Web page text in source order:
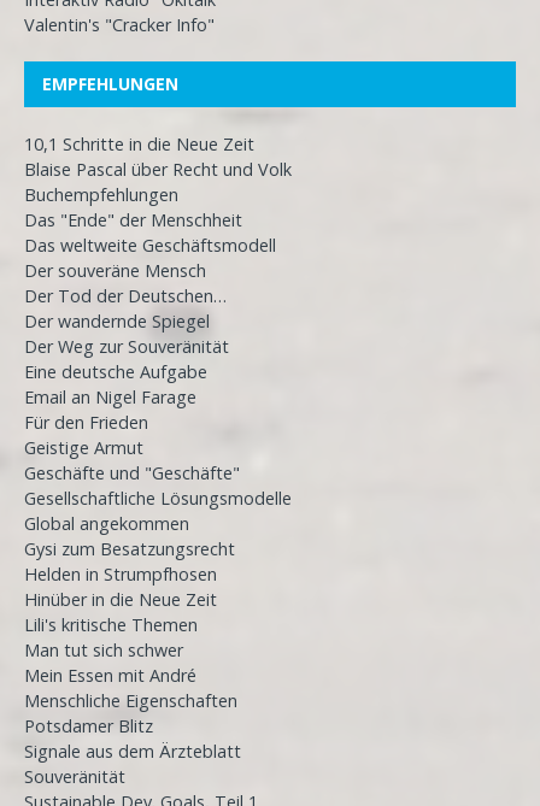
Valentin's "Cracker Info"
EMPFEHLUNGEN
10,1 Schritte in die Neue Zeit
Blaise Pascal über Recht und Volk
Buchempfehlungen
Das "Ende" der Menschheit
Das weltweite Geschäftsmodell
Der souveräne Mensch
Der Tod der Deutschen…
Der wandernde Spiegel
Der Weg zur Souveränität
Eine deutsche Aufgabe
Email an Nigel Farage
Für den Frieden
Geistige Armut
Geschäfte und "Geschäfte"
Gesellschaftliche Lösungsmodelle
Global angekommen
Gysi zum Besatzungsrecht
Helden in Strumpfhosen
Hinüber in die Neue Zeit
Lili's kritische Themen
Man tut sich schwer
Mein Essen mit André
Menschliche Eigenschaften
Potsdamer Blitz
Signale aus dem Ärzteblatt
Souveränität